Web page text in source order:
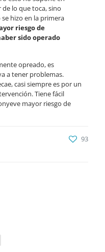
lo que toca, sino
hizo en la primera
riesgo de
sido operado
opreado, es
a tener problemas.
casi siempre es por un
Tiene fácil
mayor riesgo de
93